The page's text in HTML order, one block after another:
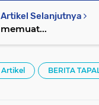
Artikel Selanjutnya
memuat...
Artikel BERITA